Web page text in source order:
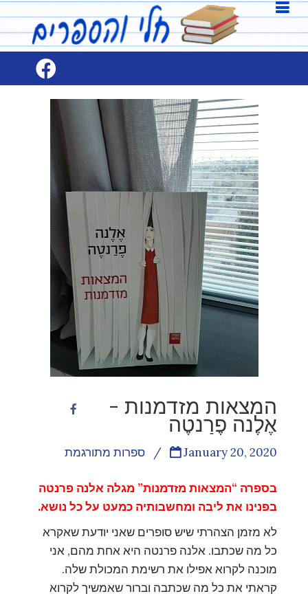
המצאות מזדמנות -
אֶלֶנה פֶרַנטֶה
ספרות מתורגמת / January 20, 2020
בספרה “המצאות מזדמנות” מגלה אלנה פרנטה
בפנינו את ליבה ומחשבותיה כמעט על כל נושא.
לא מזמן הצהרתי שיש סופרים שאני יודעת שאקרא
כל מה שכתבו. אלנה פרנטה היא אחת מהם, אני
מוכנה לקרוא אפילו את רשימת המכולת שלה.
קראתי את כל מה שכתבה וברור שאמשיך לקרוא